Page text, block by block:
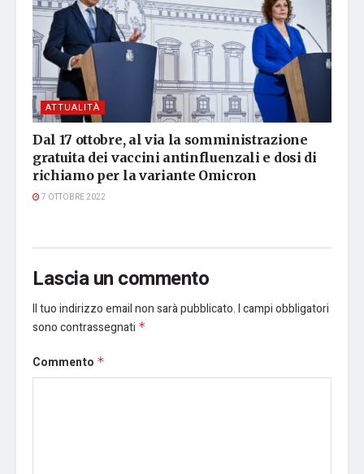
ATTUALITÀ
Dal 17 ottobre, al via la somministrazione
gratuita dei vaccini antinfluenzali e dosi di
richiamo per la variante Omicron
7 OTTOBRE 2022
Lascia un commento
Il tuo indirizzo email non sarà pubblicato.I campi obbligatori
sono contrassegnati *
Commento *